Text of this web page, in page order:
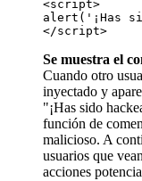
<script>
alert('¡Has
</script>
Se muestra el
Cuando otro
inyectado y
"¡Has sido
función de
malicioso. A
usuarios que
acciones